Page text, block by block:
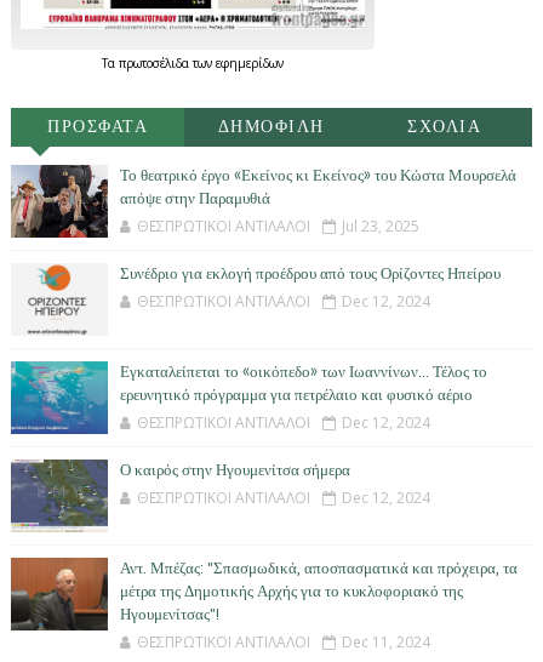
Τα πρωτοσέλιδατων εφημερίδων
ΠΡΟΣΦΑΤΑ ΔΗΜΟΦΙΛΗ ΣΧΟΛΙΑ
Το θεατρικό έργο «Εκείνος κι Εκείνος» του Κώστα Μουρσελά
απόψε στην Παραμυθιά
ΘΕΣΠΡΩΤΙΚΟΙ ΑΝΤΙΛΑΛΟΙ Jul 23, 2025
Συνέδριο για εκλογή προέδρου από τους Ορίζοντες Ηπείρου
ΘΕΣΠΡΩΤΙΚΟΙ ΑΝΤΙΛΑΛΟΙ Dec 12, 2024
Εγκαταλείπεται το «οικόπεδο» των Ιωαννίνων… Τέλος το
ερευνητικό πρόγραμμα για πετρέλαιο και φυσικό αέριο
ΘΕΣΠΡΩΤΙΚΟΙ ΑΝΤΙΛΑΛΟΙ Dec 12, 2024
Ο καιρός στην Ηγουμενίτσα σήμερα
ΘΕΣΠΡΩΤΙΚΟΙ ΑΝΤΙΛΑΛΟΙ Dec 12, 2024
Αντ. Μπέζας: "Σπασμωδικά, αποσπασματικά και πρόχειρα, τα
μέτρα της Δημοτικής Αρχής για το κυκλοφοριακό της
Ηγουμενίτσας"!
ΘΕΣΠΡΩΤΙΚΟΙ ΑΝΤΙΛΑΛΟΙ Dec 11, 2024